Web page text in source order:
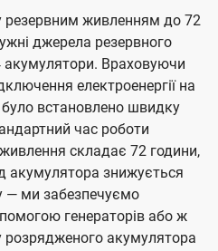
живленням до 72
джерела резервного
Враховуючи
електроенергії на
встановлено швидку
час роботи
живлення складає 72 години,
акумулятора знижується
— ми забезпечуємо
генераторів або ж
розрядженого акумулятора